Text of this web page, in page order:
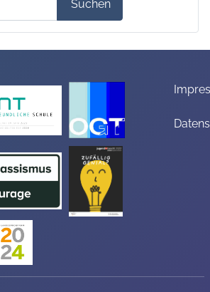
Suchen